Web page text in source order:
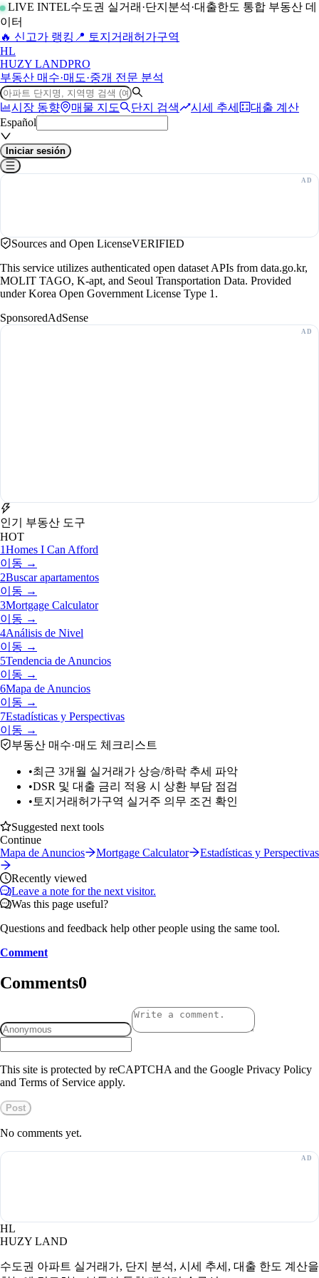
LIVE INTEL수도권 실거래·단지분석·대출한도 통합 부동산 데
이터
🔥 신고가 랭킹 📍 토지거래허가구역
HL
HUZY LANDPRO
부동산 매수·매도·중개 전문 분석
시장 동향 매물 지도 단지 검색 시세 추세
대출 계산
Español
Iniciar sesión
Sources and Open LicenseVERIFIED
This service utilizes authenticated open dataset APIs from data.go.kr,
MOLIT TAGO, K-apt, and Seoul Transportation Data. Provided
under Korea Open Government License Type 1.
SponsoredAdSense
인기 부동산 도구
HOT
1Homes I Can Afford
이동 →
2Buscar apartamentos
이동 →
3Mortgage Calculator
이동 →
4Análisis de Nivel
이동 →
5Tendencia de Anuncios
이동 →
6Mapa de Anuncios
이동 →
7Estadísticas y Perspectivas
이동 →
부동산 매수·매도 체크리스트
•최근 3개월 실거래가 상승/하락 추세 파악
•DSR 및 대출 금리 적용 시 상환 부담 점검
• 토지거래허가구역 실거주 의무 조건 확인
Suggested next tools
Continue
Mapa de Anuncios
Mortgage Calculator Estadísticas y Perspectivas
Recently viewed
Leave a note for the next visitor.
Was this page useful?
Questions and feedback help other people using the same tool.
Comment
Comments0
This site is protected by reCAPTCHA and the Google Privacy Policy
and Terms of Service apply.
Post
No comments yet.
HL
HUZY LAND
수도권 아파트 실거래가, 단지 분석, 시세 추세, 대출 한도 계산을